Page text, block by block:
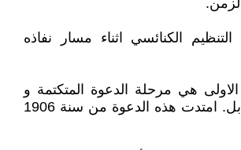
الكنائسي اثناء مسار نفاذه
هي مرحلة الدعوة المتكتمة و
الخدومة بدون مقابل. امتدت هذه الدعوة من سنة 1906